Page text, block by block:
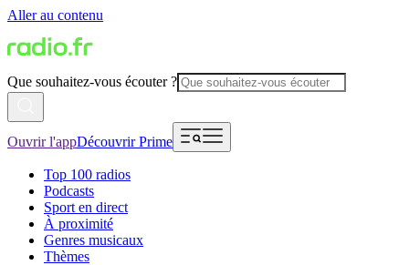
Aller au contenu
Que souhaitez-vous écouter ?
Ouvrir l'appDécouvrir Prime
Top 100 radios
Podcasts
Sport en direct
À proximité
Genres musicaux
Thèmes